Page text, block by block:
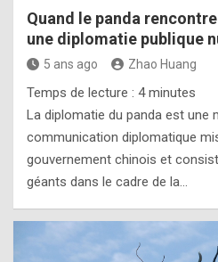
Quand le panda
une diplomatie publique
5 ans ago Zhao Huang
Temps de lecture : 4 minutes
La diplomatie du panda est une
communication diplomatique
gouvernement chinois et
géants dans le cadre de la…